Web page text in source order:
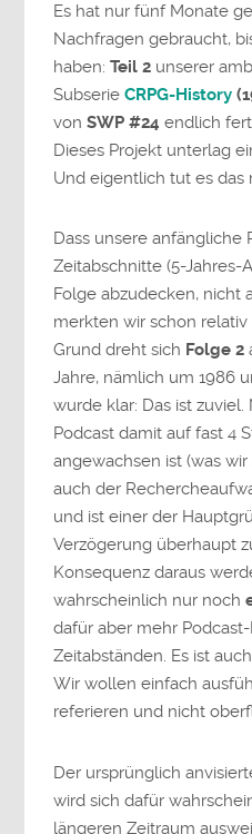
Es hat nur fünf Monate
Nachfragen gebraucht,
haben:Teil 2 unserer
SubserieCRPG-History
vonSWP #24 endlich
Dieses Projekt unterlag
Und eigentlich tut es das
Dass unsere anfängliche
Zeitabschnitte (5-Jahres-
Folge abzudecken, nicht
merkten wir schon
Grund dreht sich Folge 2
Jahre, nämlich um 1986
wurde klar: Das ist zuviel.
Podcast damit auf fast 4
angewachsen ist (was
auch der
und ist einer der
Verzögerung überhaupt
Konsequenz daraus
wahrscheinlich nur noch
dafür aber mehr
Zeitabständen. Es ist
Wir wollen einfach
referieren und nicht
Der ursprünglich
wird sich dafür
längeren Zeitraum